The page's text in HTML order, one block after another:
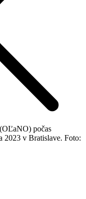
počas
2023 v Bratislave. Foto: